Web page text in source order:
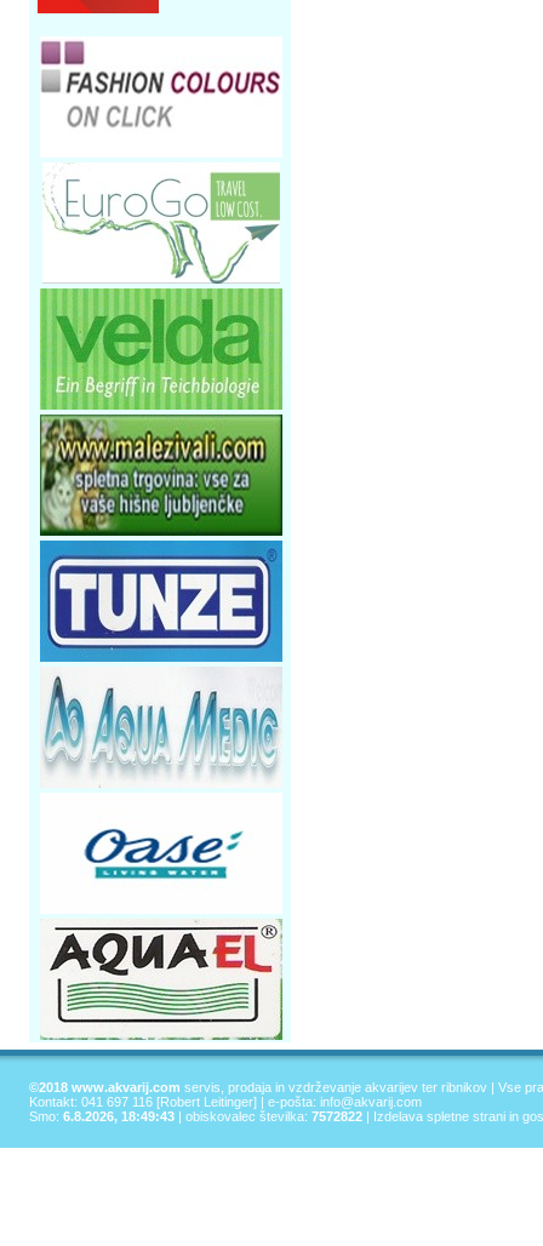
©2018 www.akvarij.com servis, prodaja in vzdrževanje akvarijev ter ribnikov | Vse
Kontakt: 041 697 116 [Robert Leitinger] | e-pošta: info@akvarij.com
Smo: 6.8.2026, 18:49:43 | obiskovalec številka: 7572822 | Izdelava spletne strani in